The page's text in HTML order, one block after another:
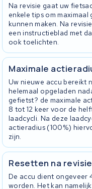
Na revisie gaat uw
enkele tips om
kunnen maken. Na
een instructieblad met
ook toelichten.
Maximale
Uw nieuwe accu bereikt
helemaal opgeladen
gefietst? de maximale
8 tot 12 keer voor de
laadcycli. Na deze
actieradius (100%)
zijn.
Resetten na revisie
De accu dient ongeveer
worden. Het kan